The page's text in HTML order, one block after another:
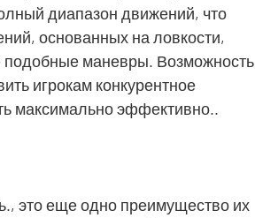
диапазон движений, что
основанных на ловкости,
подобные маневры. Возможность
игрокам конкурентное
максимально эффективно..
это еще одно преимущество их